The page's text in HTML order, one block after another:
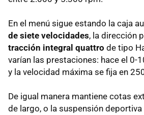
En el menú sigue estando la caja
de siete velocidades, la dirección
tracción integral quattro de tipo
varían las prestaciones: hace el 0-
y la velocidad máxima se fija en
De igual manera mantiene cotas
de largo, o la suspensión deportiva